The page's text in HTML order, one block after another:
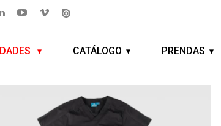
CATÁLOGO PRENDAS